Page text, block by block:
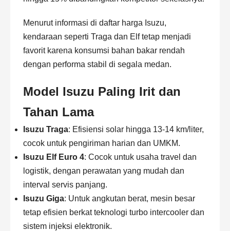
Menurut informasi di daftar harga Isuzu,
kendaraan seperti Traga dan Elf tetap menjadi
favorit karena konsumsi bahan bakar rendah
dengan performa stabil di segala medan.
Model Isuzu Paling Irit dan
Tahan Lama
Isuzu Traga: Efisiensi solar hingga 13-14 km/liter,
cocok untuk pengiriman harian dan UMKM.
Isuzu Elf Euro 4: Cocok untuk usaha travel dan
logistik, dengan perawatan yang mudah dan
interval servis panjang.
Isuzu Giga: Untuk angkutan berat, mesin besar
tetap efisien berkat teknologi turbo intercooler dan
sistem injeksi elektronik.